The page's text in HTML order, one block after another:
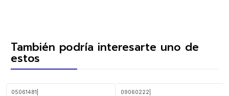
También podría interesarte uno de
estos
05061481 09060222